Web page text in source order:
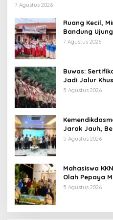
7 Agustus 2026
Ruang Kecil,
Bandung
Literasi
7 Agustus 2026
Buwas:
Jadi Jalur
Perguruan
5 Agustus 2026
Jarak Jauh,
Kemandirian
5 Agustus 2026
Mahasiswa
Olah Pepaya
Tinggi, Dorong
5 Agustus 2026